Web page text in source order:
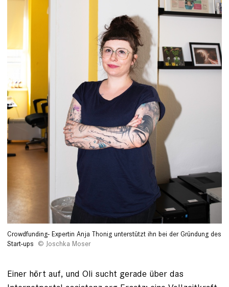
Crowdfunding- Expertin Anja Thonig unterstützt ihn bei der Gründung des
Start-ups
Joschka Moser
Einer hört auf, und Oli sucht gerade über das